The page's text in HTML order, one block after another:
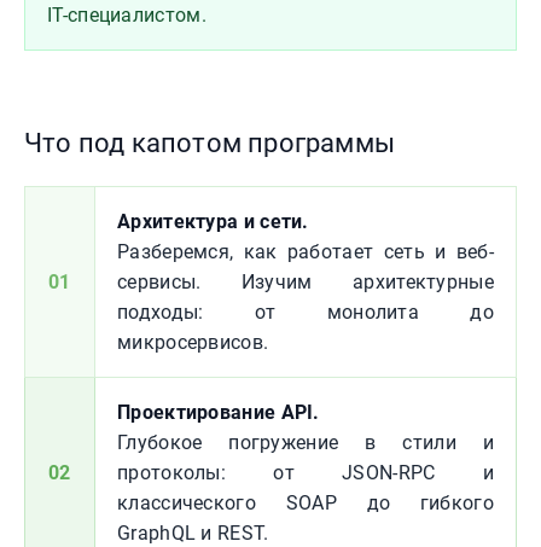
IT-специалистом.
Что под капотом программы
01
Архитектура и сети.
Разберемся, как работает сеть и веб-
сервисы. Изучим архитектурные
подходы: от монолита до
микросервисов.
02
Проектирование API.
Глубокое погружение в стили и
протоколы: от JSON-RPC и
классического SOAP до гибкого
GraphQL и REST.